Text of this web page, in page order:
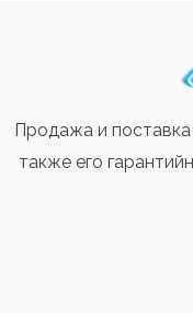
Продажа и
также его